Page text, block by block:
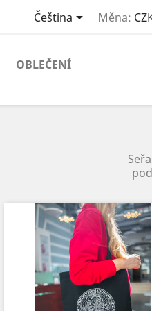
Čeština Měna:
OBLEČENÍ